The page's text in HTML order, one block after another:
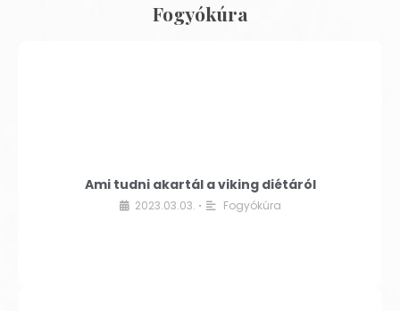
Fogyókúra
Ami tudni akartál a viking diétáról
2023.03.03. • Fogyókúra